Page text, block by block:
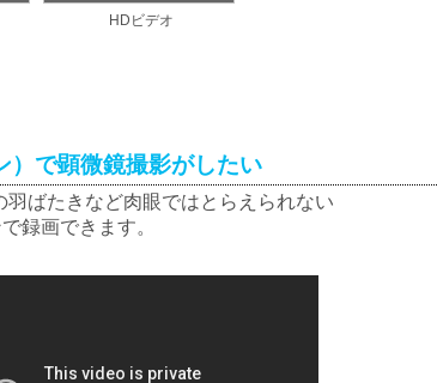
HDビデオ
）で顕微鏡撮影がしたい
ばたきなど肉眼ではとらえられない
録画できます。